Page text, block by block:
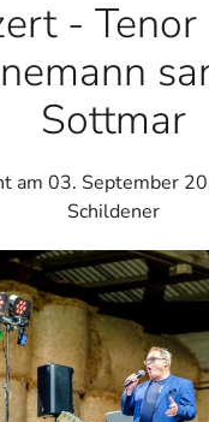
-
Sottmar
am 03. September
Schildener